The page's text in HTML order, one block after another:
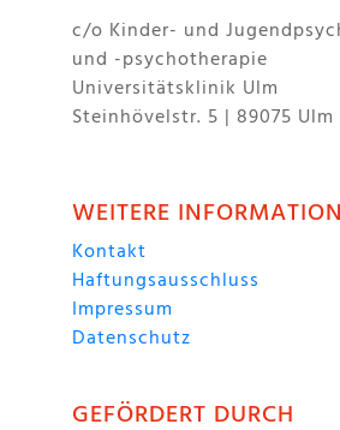
c/o Kinder- und
und -psychotherapie
Universitätsklinik Ulm
Steinhövelstr. 5 | 89075 Ulm
WEITERE
Kontakt
Haftungsausschluss
Impressum
Datenschutz
GEFÖRDERT DURCH